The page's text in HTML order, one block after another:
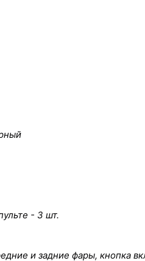
- 3 шт.
и задние фары, кнопка